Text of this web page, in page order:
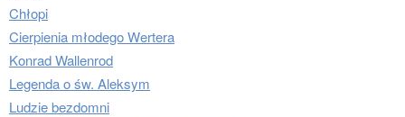
Chłopi
Cierpienia młodego Wertera
Konrad Wallenrod
Legenda o św. Aleksym
Ludzie bezdomni